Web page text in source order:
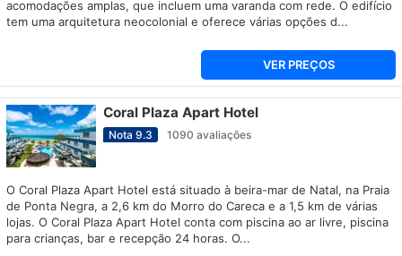
acomodações amplas, que incluem uma varanda com rede. O edifício
tem uma arquitetura neocolonial e oferece várias opções d...
VER PREÇOS
Coral Plaza Apart Hotel
Nota 9.3 1090 avaliações
O Coral Plaza Apart Hotel está situado à beira-mar de Natal, na Praia
de Ponta Negra, a 2,6 km do Morro do Careca e a 1,5 km de várias
lojas. O Coral Plaza Apart Hotel conta com piscina ao ar livre, piscina
para crianças, bar e recepção 24 horas. O...